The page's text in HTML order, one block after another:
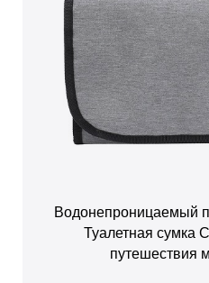
Водонепроницаемый
Туалетная сумка
путешествия